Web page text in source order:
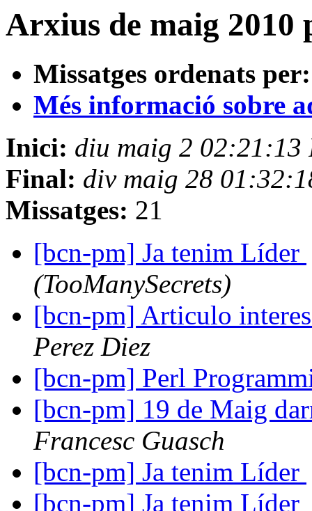
Arxius de maig 2010
Missatges ordenats per:
Més informació sobre
Inici: diu maig 2 02:21:13
Final: div maig 28
Missatges: 21
[bcn-pm] Ja tenim Líder
(TooManySecrets)
[bcn-pm] Articulo
Perez Diez
[bcn-pm] Perl
[bcn-pm] 19 de Maig
Francesc Guasch
[bcn-pm] Ja tenim Líder
[bcn-pm] Ja tenim Líder